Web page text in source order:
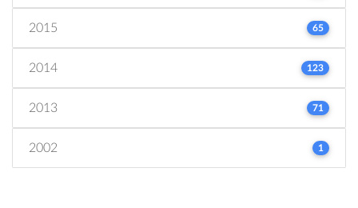
2015 65
2014 123
2013 71
2002 1